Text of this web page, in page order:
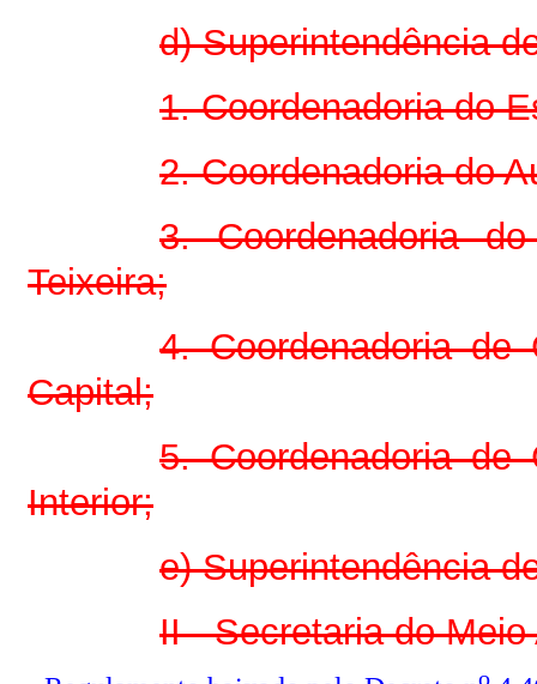
d) Superintendência
1. Coordenadoria do
2. Coordenadoria do
3. Coordenadoria
Teixeira;
4. Coordenadoria
Capital;
5. Coordenadoria
Interior;
e) Superintendência
II - Secretaria do
o